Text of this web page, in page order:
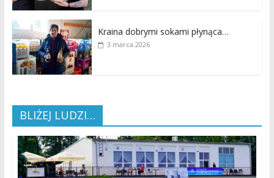
Kraina dobrymi sokami płynąca…
3 marca 2026
BLIŻEJ LUDZI…